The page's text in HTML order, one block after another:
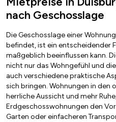
nach Geschosslage
Die Geschosslage einer
befindet, ist ein entscheidender
maßgeblich beeinflussen kann.
nicht nur das Wohngefühl und
auch verschiedene praktische
sich bringen. Wohnungen in den
herrliche Aussicht und mehr
Erdgeschosswohnungen den
Garten oder einfacheren